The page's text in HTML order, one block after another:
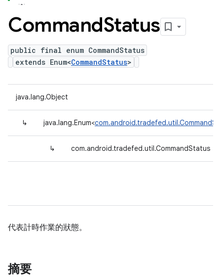
CommandStatus
public final enum CommandStatus
extends Enum<CommandStatus>
java.lang.Object
↳ java.lang.Enum<
↳ com.android.tradefed.util.CommandStatus
代表計時作業的狀態。
摘要